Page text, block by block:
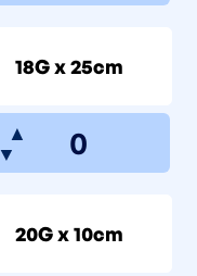
18G x 25cm
▲
▼
20G x 10cm